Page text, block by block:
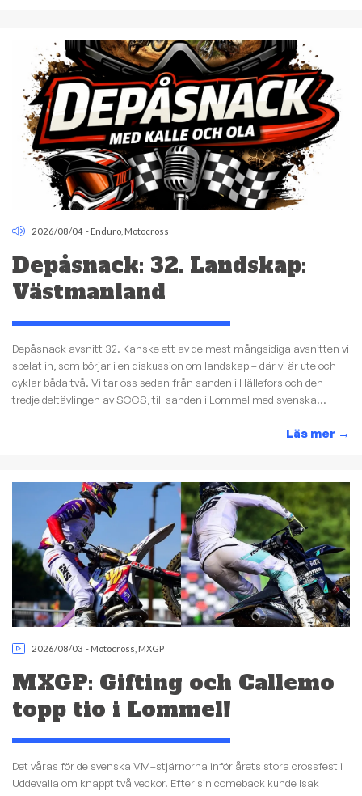
2026/08/04 - Enduro Motocross
Depåsnack: 32. Landskap:
Västmanland
Depåsnack avsnitt 32. Kanske ett av de mest mångsidiga avsnitten vi
spelat in, som börjar i en diskussion om landskap – där vi är ute och
cyklar båda två. Vi tar oss sedan från sanden i Hällefors och den
tredje deltävlingen av SCCS, till sanden i Lommel med svenska...
Läs mer →
2026/08/03 - Motocross MXGP
MXGP: Gifting och Callemo
topp tio i Lommel!
Det våras för de svenska VM–stjärnorna inför årets stora crossfest i
Uddevalla om knappt två veckor. Efter sin comeback kunde Isak